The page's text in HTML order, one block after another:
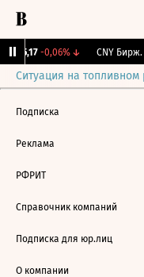
115,17 -0,06%↓ CNY Бирж.
Ситуация на топливном
Подписка
Реклама
РФРИТ
Справочник компаний
Подписка для юр.лиц
О компании